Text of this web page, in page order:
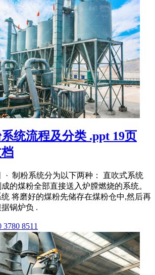
统流程及分类 .ppt 19页
· 制粉系统分为以下两种： 直吹式系统
的煤粉全部直接送入炉膛燃烧的系统。
将磨好的煤粉先储存在煤粉仓中,然后再
锅炉负 .
8511